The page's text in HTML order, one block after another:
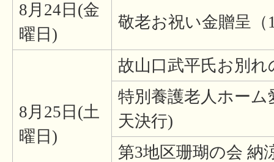
8月24日(金
曜日)
敬老お祝い金贈呈（
8月25日(土
曜日)
故山口武平氏お別れ
特別養護老人ホーム
天決行)
第3地区珊瑚の会 納